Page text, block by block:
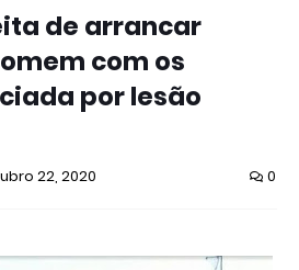
de arrancar
com os
por lesão
22, 2020 0